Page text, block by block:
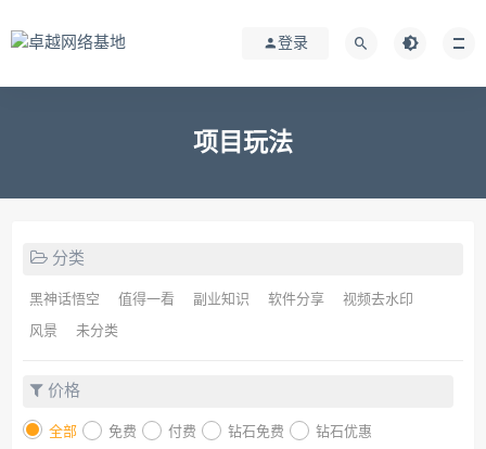
登录
项目玩法
分类
黑神话悟空 值得一看 副业知识 软件分享 视频去水印
风景 未分类
价格
全部 免费 付费 钻石免费 钻石优惠